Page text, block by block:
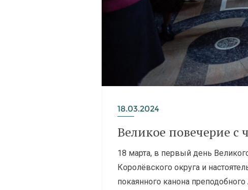
18.03.2024
Великое повечерие с
18 марта, в первый день
Королёвского округа и
покаянного канона